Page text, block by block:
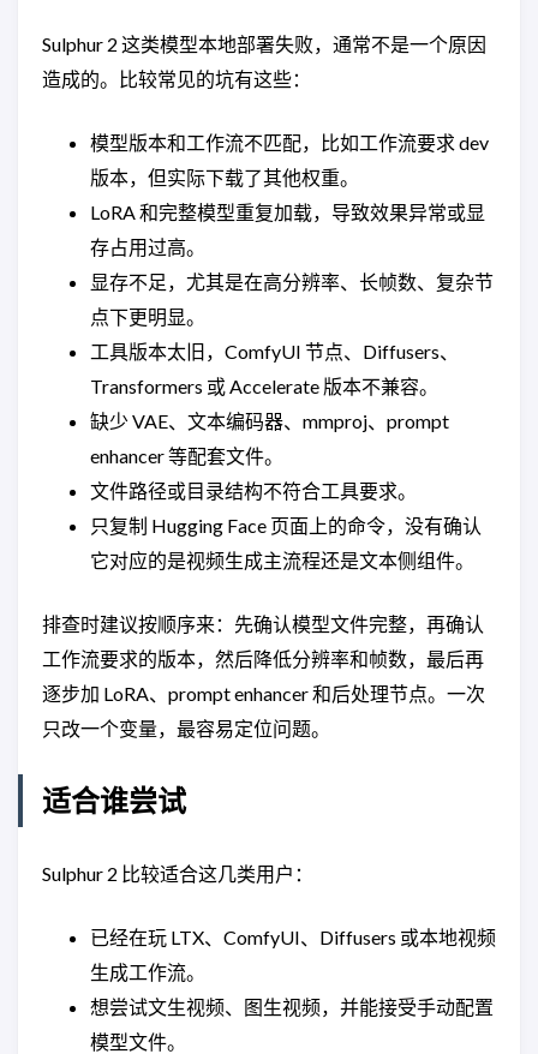
Sulphur 2 这类模型本地部署失败，通常不是一个原因
造成的。比较常见的坑有这些：
模型版本和工作流不匹配，比如工作流要求 dev
版本，但实际下载了其他权重。
LoRA 和完整模型重复加载，导致效果异常或显
存占用过高。
显存不足，尤其是在高分辨率、长帧数、复杂节
点下更明显。
工具版本太旧，ComfyUI 节点、Diffusers、
Transformers 或 Accelerate 版本不兼容。
缺少 VAE、文本编码器、mmproj、prompt
enhancer 等配套文件。
文件路径或目录结构不符合工具要求。
只复制 Hugging Face 页面上的命令，没有确认
它对应的是视频生成主流程还是文本侧组件。
排查时建议按顺序来：先确认模型文件完整，再确认
工作流要求的版本，然后降低分辨率和帧数，最后再
逐步加 LoRA、prompt enhancer 和后处理节点。一次
只改一个变量，最容易定位问题。
适合谁尝试
Sulphur 2 比较适合这几类用户：
已经在玩 LTX、ComfyUI、Diffusers 或本地视频
生成工作流。
想尝试文生视频、图生视频，并能接受手动配置
模型文件。